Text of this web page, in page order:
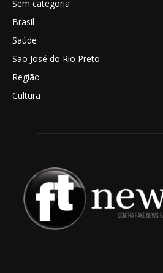
Sem categoria
Brasil
Saúde
São José do Rio Preto
Região
Cultura